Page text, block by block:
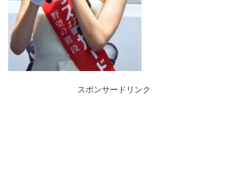
スポンサードリンク